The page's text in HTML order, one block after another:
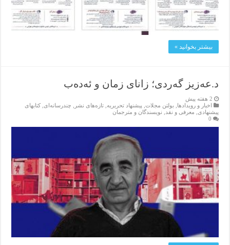
بیشتر بخوانید »
د.عەزیز گەردی؛ زانای زمان‌ و ئەدەب
2 هفته پیش
اخبار و رویدادها, بولتن مجلات, پیشنهاد تحریریه,تازەهای نشر , چندرسانه‌ای,کتابهای
پیشنهادی, معرفی و نقد, نویسندگان و مترجمان
0